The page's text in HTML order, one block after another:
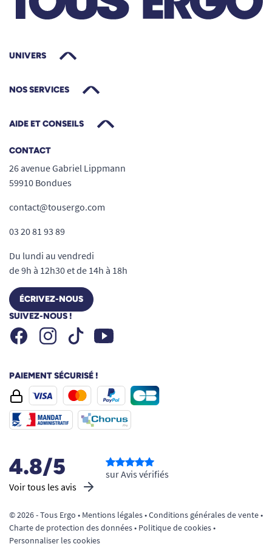
UNIVERS
NOS SERVICES
AIDE ET CONSEILS
CONTACT
26 avenue Gabriel Lippmann
59910 Bondues
contact@tousergo.com
03 20 81 93 89
Du lundi au vendredi
de 9h à 12h30 et de 14h à 18h
ÉCRIVEZ-NOUS
SUIVEZ-NOUS !
FacebookInstagramTiktok Youtube
PAIEMENT SÉCURISÉ !
4.8/5
Voir tous les avis
sur Avis vérifiés
© 2026 - Tous Ergo • Mentions légales•Conditions générales de vente•
Charte de protection des données• Politique de cookies•
Personnaliser les cookies